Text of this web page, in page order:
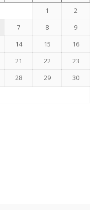
1
2
7 8
9
14 15
16
21 22
23
28 29
30